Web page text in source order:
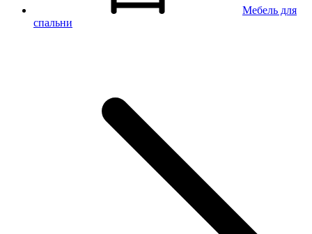
Мебель для
спальни